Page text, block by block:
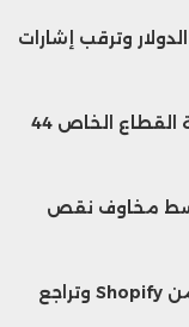
وترقب إشارات
تباطؤ سوق العمل الأمريكي مع إضافة القطاع الخاص 44
14 ألف دولار وسط مخاوف نقص
الأسهم الكندية تواصل الصعود بدعم من Shopify وتراجع